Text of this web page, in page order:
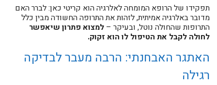
​תפקידו של הרופא המומחה לאלרגיה הוא קריטי כאן: לברר האם
מדובר באלרגיה אמיתית, לזהות את התרופה החשודה מבין כלל
התרופות שהחולה נוטל, ובעיקר – למצוא פתרון שיאפשר
לחולה לקבל את הטיפול לו הוא זקוק.
​האתגר האבחנתי: הרבה מעבר לבדיקה
רגילה